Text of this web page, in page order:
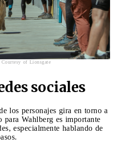
of Lionsgate
sociales
los personajes gira en torno a
para Wahlberg es importante
especialmente hablando de